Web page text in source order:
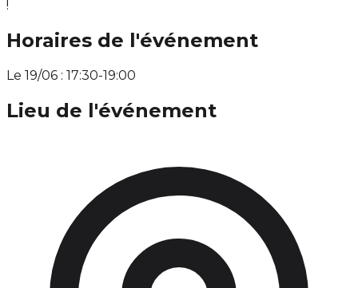
!
Horaires de l'événement
Le 19/06 : 17:30-19:00
Lieu de l'événement